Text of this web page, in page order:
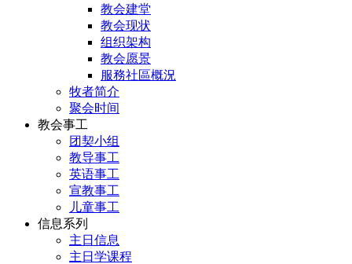
教会建堂
教会现状
组织架构
教会愿景
服務社區概況
牧者简介
聚会时间
教会事工
团契小组
教导事工
英语事工
宣教事工
儿童事工
信息系列
主日信息
主日学课程